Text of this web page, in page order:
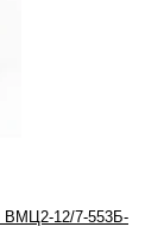
ВМЦ2-12/7-553Б-